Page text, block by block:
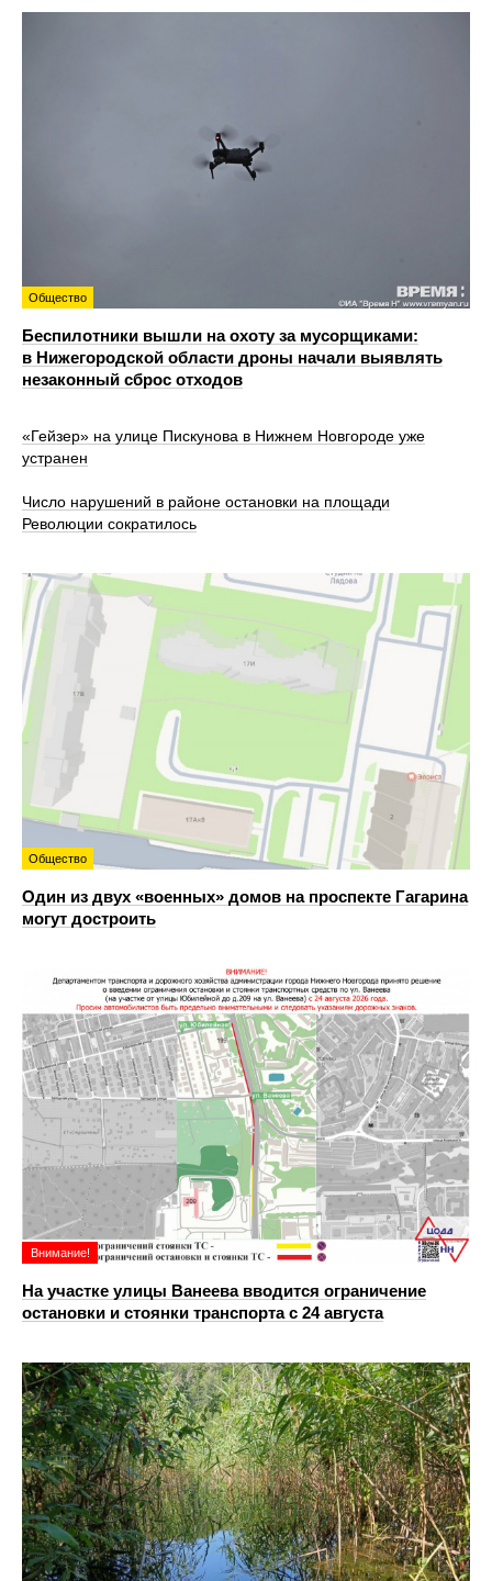
Общество
Беспилотники вышли на охоту за мусорщиками:
в Нижегородской области дроны начали выявлять
незаконный сброс отходов
«Гейзер» на улице Пискунова в Нижнем Новгороде уже
устранен
Число нарушений в районе остановки на площади
Революции сократилось
Общество
Один из двух «военных» домов на проспекте Гагарина
могут достроить
Внимание!
На участке улицы Ванеева вводится ограничение
остановки и стоянки транспорта с 24 августа